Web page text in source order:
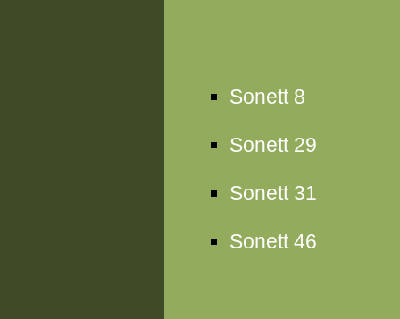
Sonett 8
Sonett 29
Sonett 31
Sonett 46